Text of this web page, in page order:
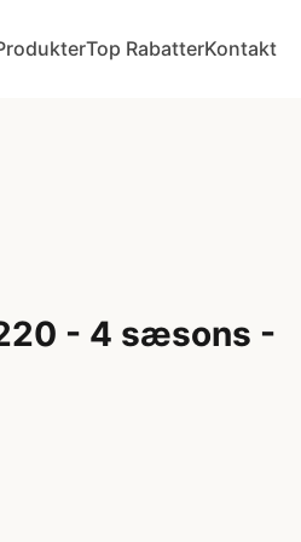
Top RabatterKontakt
- 4 sæsons -